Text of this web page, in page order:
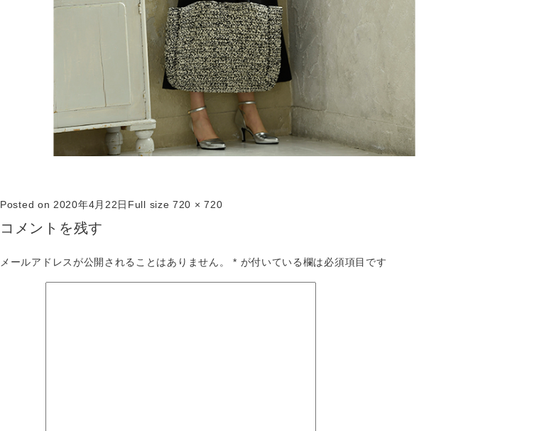
Posted on 2020年4月22日 Full size720 × 720
コメントを残す
メールアドレスが公開されることはありません。 * が付いている欄は必須項目です